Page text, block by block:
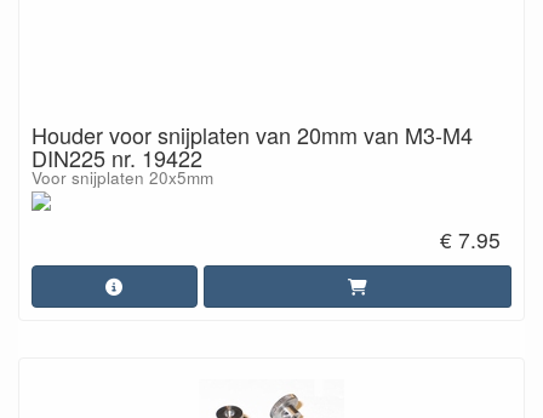
Houder voor snijplaten van 20mm van M3-M4
DIN225 nr. 19422
Voor snijplaten 20x5mm
€ 7.95